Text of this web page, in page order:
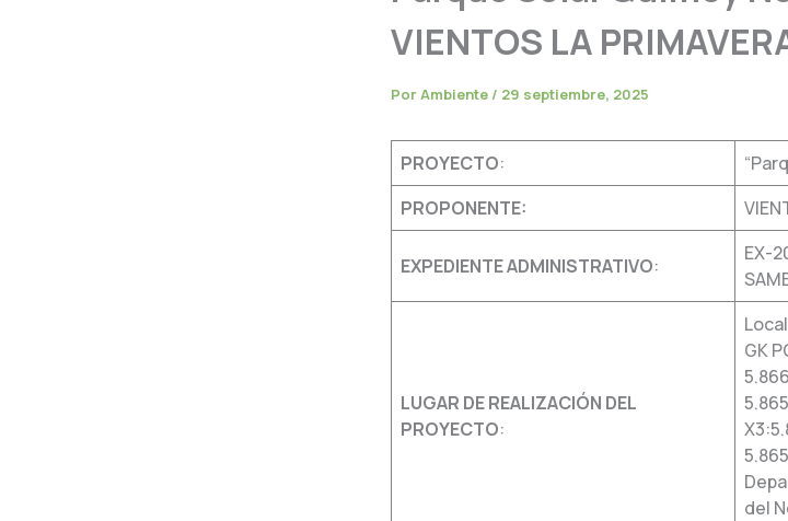
VIENTOS LA
Por Ambiente / 29 septiembre, 2025
PROYECTO:
PROPONENTE:
EXPEDIENTE ADMINISTRATIVO:
EX-
LUGAR DE REALIZACIÓN DEL
PROYECTO:
GK
del